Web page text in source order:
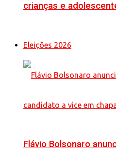
crianças e
Eleições 2026
Flávio Bolsonaro